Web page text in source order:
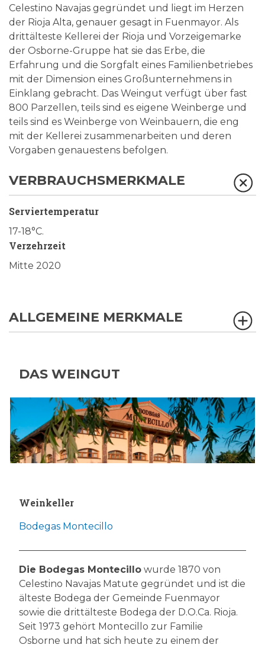
Celestino Navajas gegründet und liegt im Herzen
der Rioja Alta, genauer gesagt in Fuenmayor. Als
drittälteste Kellerei der Rioja und Vorzeigemarke
der Osborne-Gruppe hat sie das Erbe, die
Erfahrung und die Sorgfalt eines Familienbetriebes
mit der Dimension eines Großunternehmens in
Einklang gebracht. Das Weingut verfügt über fast
800 Parzellen, teils sind es eigene Weinberge und
teils sind es Weinberge von Weinbauern, die eng
mit der Kellerei zusammenarbeiten und deren
Vorgaben genauestens befolgen.
VERBRAUCHSMERKMALE
Serviertemperatur
17-18°C.
Verzehrzeit
Mitte 2020
ALLGEMEINE MERKMALE
DAS WEINGUT
Weinkeller
Bodegas Montecillo
Die Bodegas Montecillo wurde 1870 von
Celestino Navajas Matute gegründet und ist die
älteste Bodega der Gemeinde Fuenmayor
sowie die drittälteste Bodega der D.O.Ca. Rioja.
Seit 1973 gehört Montecillo zur Familie
Osborne und hat sich heute zu einem der